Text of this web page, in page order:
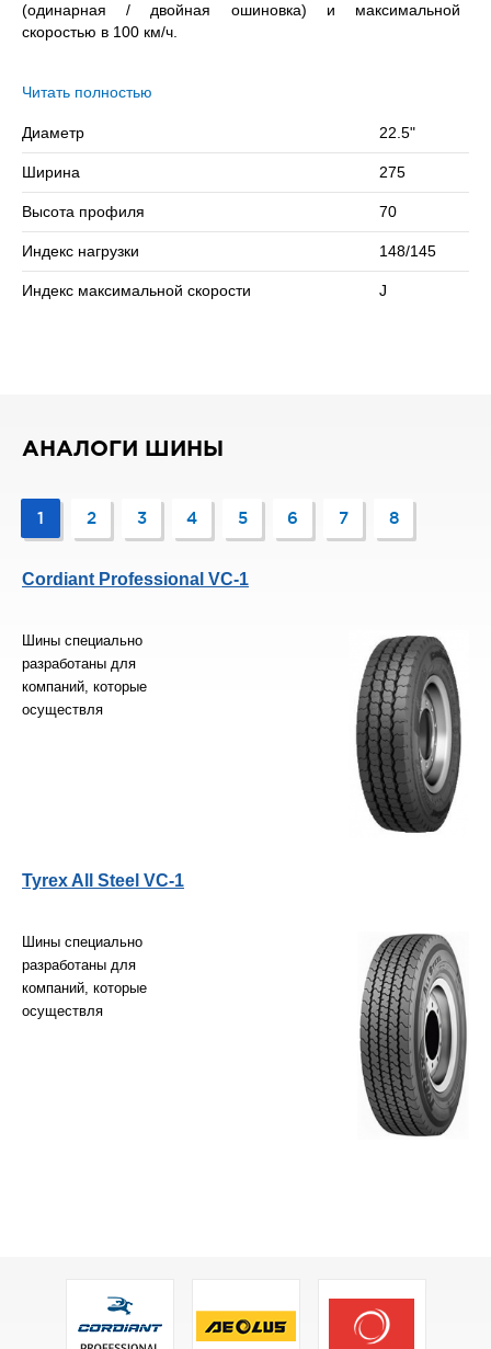
(одинарная / двойная ошиновка) и максимальной
скоростью в 100 км/ч.
подходящий вариант!
Читать полностью
Диаметр 22.5"
Ширина 275
Высота профиля 70
Индекс нагрузки 148/145
Индекс максимальной скорости J
АНАЛОГИ ШИНЫ
1 2 3 4 5 6 7 8
Cordiant Professional VC-1
Шины специально
разработаны для
компаний, которые
осуществля
Tyrex All Steel VC-1
Шины специально
разработаны для
компаний, которые
осуществля